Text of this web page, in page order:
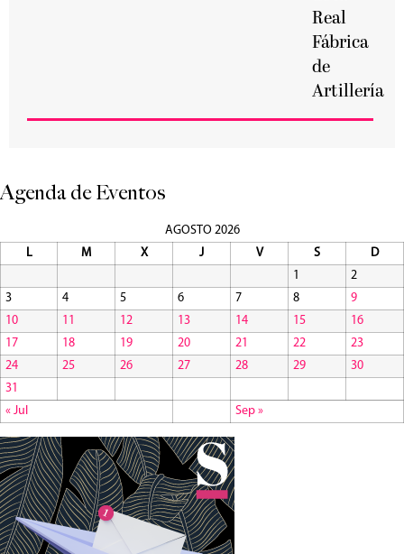
Real
Fábrica
de
Artillería
Agenda de Eventos
AGOSTO 2026
L
M X J V S
D
1
2
3
4 5 6 7 8
9
10
11 12 13 14 15
16
17
18 19 20 21 22
23
24
25 26 27 28 29
30
31
« Jul
Sep »